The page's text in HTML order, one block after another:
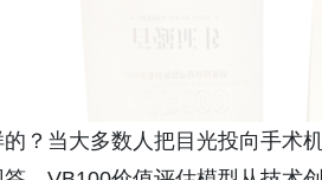
？当大多数人把目光投向手术